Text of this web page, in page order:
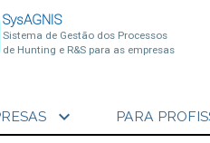
SysAGNIS
Sistema de Gestão dos Processos
de Hunting e R&S para as empresas
expand_more PARA